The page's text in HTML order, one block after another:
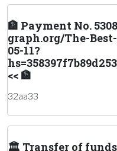
🏦 Payment No.
graph.org/The-
05-11?
<< 🏦
32aa33
🏛️ Transfer of